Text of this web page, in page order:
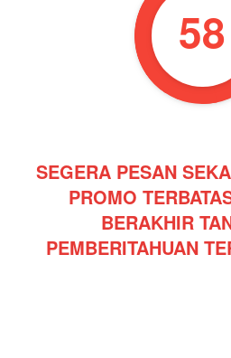
57
SEGERA PESAN
PROMO
BERAKHIR
PEMBERITAHUAN